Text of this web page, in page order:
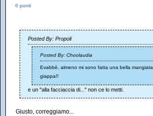
0 punti
Posted By: Propoli
Posted By: Choolaudia
Evabbè, almeno mi sono fatta una bella mangiata
giappa!!
e un "alla facciaccia di..." non ce lo metti.
Giusto, correggiamo...